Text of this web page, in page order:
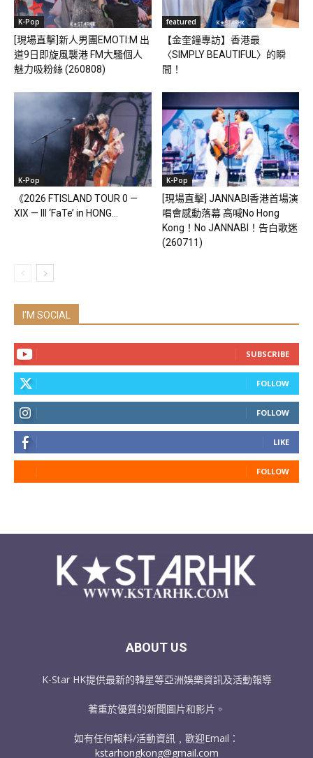
K-Pop
[現場直擊]新人男團EMOTI:M 出
道9日即旋風襲港 FM大騷個人
魅力吸粉絲 (260808)
featured
【金奎鐘專訪】香港最
〈SIMPLY BEAUTIFUL〉的瞬
間！
K-Pop
《2026 FTISLAND TOUR 0 —
XIX — III ‘FaTe’ in HONG...
K-Pop
[現場直擊] JANNABI香港首場演
唱會感動落幕 高喊No Hong
Kong！No JANNABI！告白歌迷
(260711)
I'M SOCIAL
SUBSCRIBE
FOLLOW
FOLLOW
LIKE
FOLLOW
ABOUT US
K-Star HK提供最新的韓星等亞洲娛樂資訊及活動報導
著重於優質的新聞圖片和影片。
如有任何報料/活動資訊﹐歡迎Email：
kstarhongkong@gmail.com